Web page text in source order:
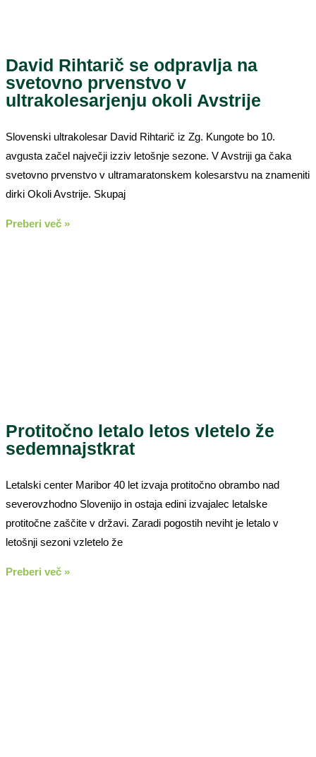
David Rihtarič se odpravlja na
svetovno prvenstvo v
ultrakolesarjenju okoli Avstrije
Slovenski ultrakolesar David Rihtarič iz Zg. Kungote bo 10.
avgusta začel največji izziv letošnje sezone. V Avstriji ga čaka
svetovno prvenstvo v ultramaratonskem kolesarstvu na znameniti
dirki Okoli Avstrije. Skupaj
Preberi več »
Protitočno letalo letos vletelo že
sedemnajstkrat
Letalski center Maribor 40 let izvaja protitočno obrambo nad
severovzhodno Slovenijo in ostaja edini izvajalec letalske
protitočne zaščite v državi. Zaradi pogostih neviht je letalo v
letošnji sezoni vzletelo že
Preberi več »